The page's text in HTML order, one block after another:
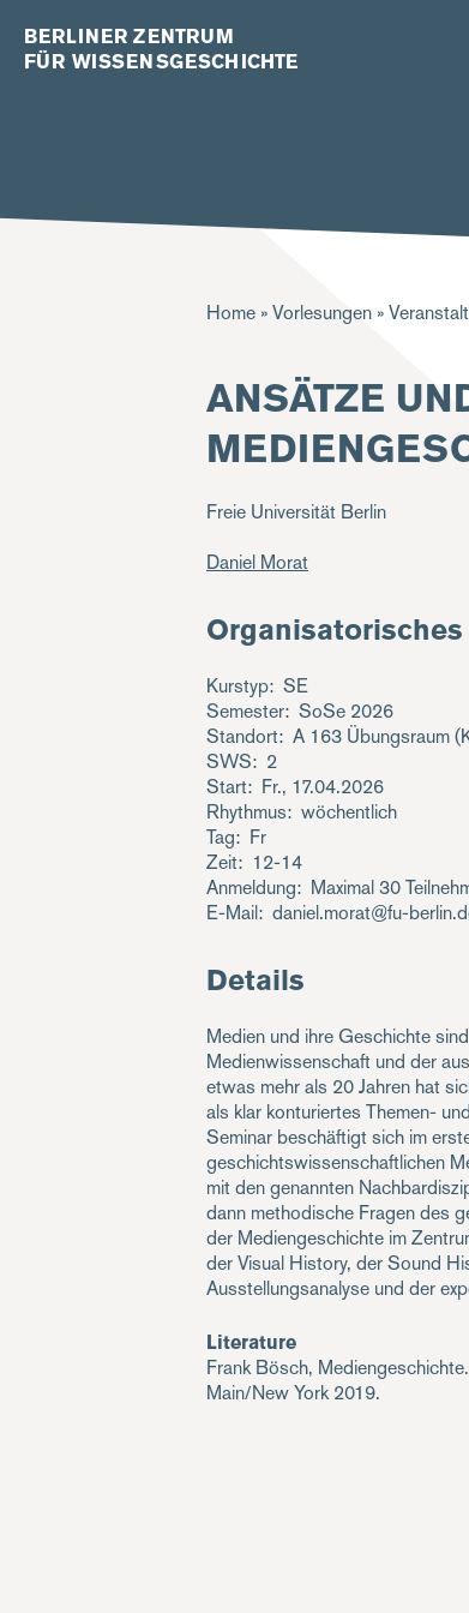
BERLINER ZENTRUM
FÜR WISSENSGESCHICHTE
Pfadnavigation
Home Vorlesungen
ANSÄTZE
Freie Universität Berlin
Daniel Morat
Organisatorisches
Kurstyp SE
Semester SoSe 2026
Standort A 163 Übungsraum
SWS
2
Start
Fr., 17.04.2026
Rhythmus
wöchentlich
Tag
Fr
Zeit
12-14
Anmeldung
Maximal 30
E-Mail daniel.morat@fu-
Details
Medien und ihre Geschichte
Medienwissenschaft und der
etwas mehr als 20 Jahren hat
als klar konturiertes Themen-
Seminar beschäftigt sich im
geschichtswissenschaftlichen
mit den genannten
dann methodische Fragen des
der Mediengeschichte im
der Visual History, der Sound
Ausstellungsanalyse und der
Literature
Frank Bösch,
Main/New York 2019.